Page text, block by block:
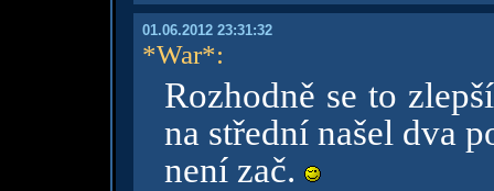
01.06.2012 23:31:32
*War*:
Rozhodně se to
na střední našel dva
není zač.